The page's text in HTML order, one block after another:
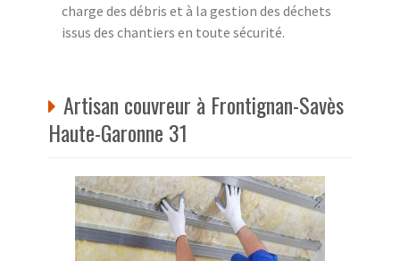
charge des débris et à la gestion des déchets
issus des chantiers en toute sécurité.
Artisan couvreur à Frontignan-Savès
Haute-Garonne 31